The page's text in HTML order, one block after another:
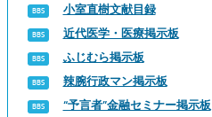
小室直樹文献目録
近代医学・医療掲示板
ふじむら掲示板
辣腕行政マン掲示板
“予言者”金融セミナー掲示板